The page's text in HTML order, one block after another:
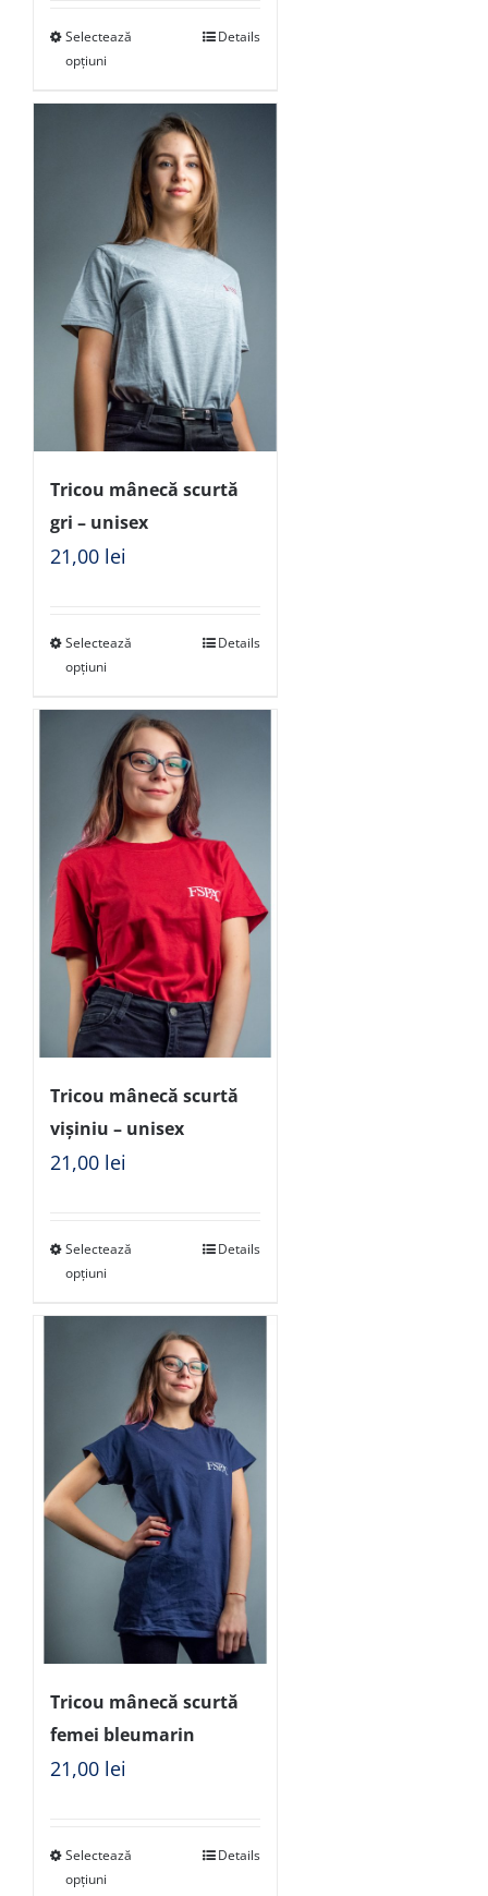
Selectează
opțiuni
Details
Tricou mânecă scurtă
gri – unisex
21,00 lei
Selectează
opțiuni
Details
Tricou mânecă scurtă
vișiniu – unisex
21,00 lei
Selectează
opțiuni
Details
Tricou mânecă scurtă
femei bleumarin
21,00 lei
Selectează
opțiuni
Details